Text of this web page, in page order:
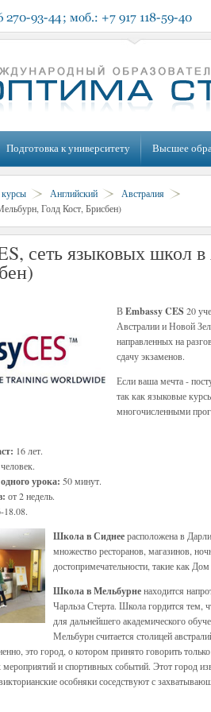
Подготовка к университету Высшее
Английский
Австралия
Голд Кост, Брисбен)
сеть языковых школ
ВEmbassy CES 20
Австралии и Новой
направленных на
сдачу экзаменов.
Если ваша мечта -
так как языковые
многочисленными
16 лет.
урока: 50 минут.
от 2 недель.
18.08.
Школа в Сиднеерасположена в
множество ресторанов, магазинов,
достопримечательности, такие как
Школа в Мельбурненаходится
Чарльза Стерта. Школа гордится тем,
для дальнейшего академического
Мельбурн считается столицей
это город, о котором принято говорить
мероприятий и спортивных событий. Этот город
особняки соседствуют с